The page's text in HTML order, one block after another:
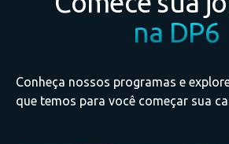
na DP6
Conheça nossos programas e
que temos para você começar sua